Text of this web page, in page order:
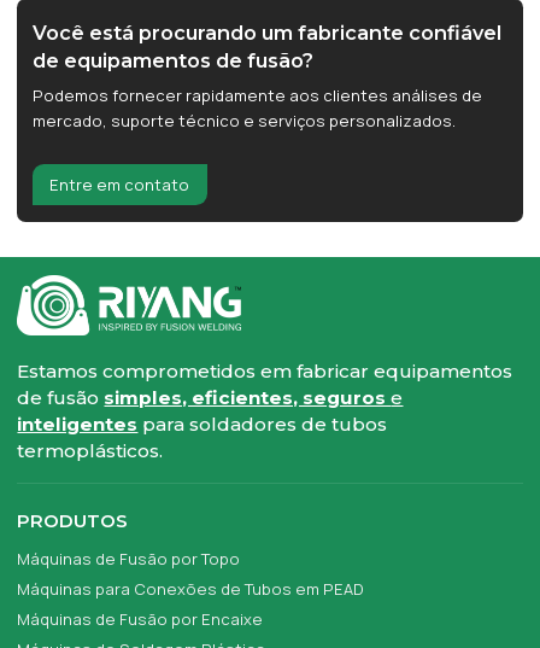
Você está procurando um fabricante confiável
de equipamentos de fusão?
Podemos fornecer rapidamente aos clientes análises de
mercado, suporte técnico e serviços personalizados.
Entre em contato
Estamos comprometidos em fabricar equipamentos
de fusão simples, eficientes, segurose
inteligentes para soldadores de tubos
termoplásticos.
PRODUTOS
Máquinas de Fusão por Topo
Máquinas para Conexões de Tubos em PEAD
Máquinas de Fusão por Encaixe